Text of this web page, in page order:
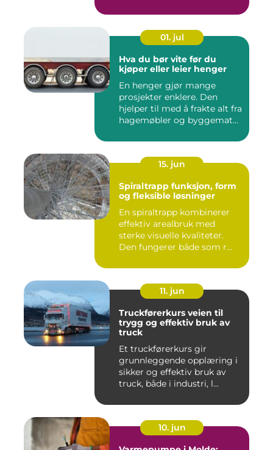
01. jul
Hva du bør vite før du
kjøper eller leier henger
En henger gjør mange
prosjekter enklere. Den
hjelper til med å frakte alt fra
hagemøbler og byggemat...
15. jun
Spiraltrapp funksjon, form
og fleksible løsninger
En spiraltrapp kombinerer
effektiv arealbruk med
sterke visuelle kvaliteter.
Den fungerer både som r...
11. jun
Truckførerkurs veien til
trygg og effektiv bruk av
truck
Et truckførerkurs gir
grunnleggende opplæring i
sikker og effektiv bruk av
truck, både i industri, l...
10. jun